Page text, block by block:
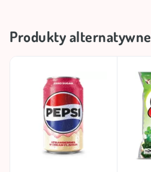
Produkty alternatywne